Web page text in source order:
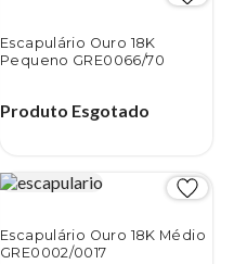
Escapulário Ouro 18K
Pequeno GRE0066/70
Produto Esgotado
Escapulário Ouro 18K Médio
GRE0002/0017